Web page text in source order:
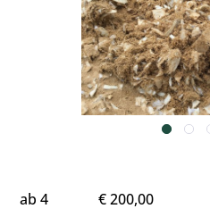
ab 4 € 200,00